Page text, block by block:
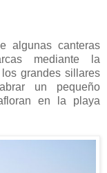
algunas canteras
mediante la
grandes sillares
un pequeño
en la playa